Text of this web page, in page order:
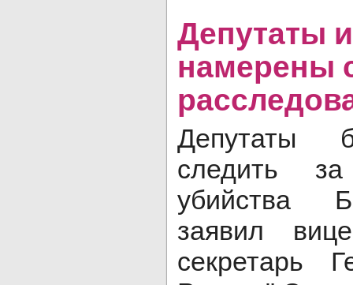
Депутаты
намерены
Депутаты
следить за
убийства
заявил
секретарь